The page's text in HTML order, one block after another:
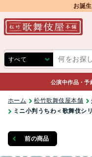
お誕
公演中作品・予
ホーム 松竹歌舞伎屋本舗
ミニ小判うちわ＜歌舞伎シ
前の商品